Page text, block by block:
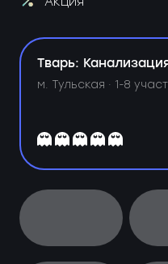
Тварь:
м. Тульская · 1-8